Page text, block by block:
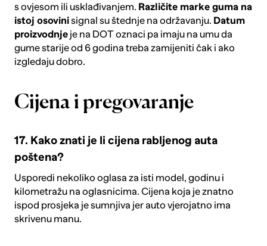
s ovjesom ili usklađivanjem. Različite marke guma na
istoj osovinisignal su štednje na održavanju. Datum
proizvodnjeje na DOT oznaci pa imaju na umu da
gume starije od 6 godina treba zamijeniti čak i ako
izgledaju dobro.
Cijena i pregovaranje
17. Kako znati je li cijena rabljenog auta
poštena?
Usporedi nekoliko oglasa za isti model, godinu i
kilometražu na oglasnicima. Cijena koja je znatno
ispod prosjeka je sumnjiva jer auto vjerojatno ima
skrivenu manu.